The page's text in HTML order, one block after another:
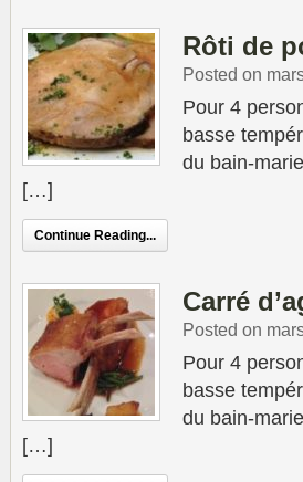
Rôti de
Posted on
Pour 4
basse
du bain-
[…]
Continue Reading...
Carré
Posted on
Pour 4
basse
du bain-
[…]